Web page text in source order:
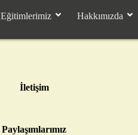
Eğitimlerimiz Hakkımızda
İletişim
Paylaşımlarımız